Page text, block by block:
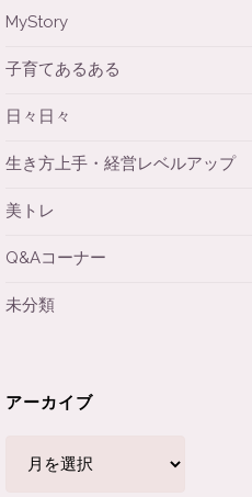
MyStory
子育てあるある
日々日々
生き方上手・経営レベルアップ
美トレ
Q&Aコーナー
未分類
アーカイブ